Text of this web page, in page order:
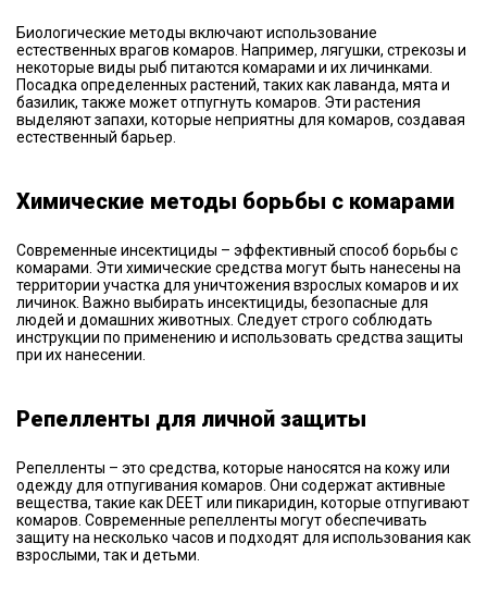
Биологические методы включают использование
естественных врагов комаров. Например, лягушки, стрекозы и
некоторые виды рыб питаются комарами и их личинками.
Посадка определенных растений, таких как лаванда, мята и
базилик, также может отпугнуть комаров. Эти растения
выделяют запахи, которые неприятны для комаров, создавая
естественный барьер.
Химические методы борьбы с комарами
Современные инсектициды – эффективный способ борьбы с
комарами. Эти химические средства могут быть нанесены на
территории участка для уничтожения взрослых комаров и их
личинок. Важно выбирать инсектициды, безопасные для
людей и домашних животных. Следует строго соблюдать
инструкции по применению и использовать средства защиты
при их нанесении.
Репелленты для личной защиты
Репелленты – это средства, которые наносятся на кожу или
одежду для отпугивания комаров. Они содержат активные
вещества, такие как DEET или пикаридин, которые отпугивают
комаров. Современные репелленты могут обеспечивать
защиту на несколько часов и подходят для использования как
взрослыми, так и детьми.